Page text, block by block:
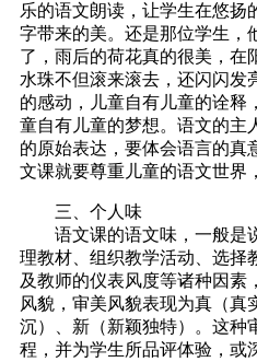
乐的语文朗读，让学生在悠扬
字带来的美。还是那位学生，
了，雨后的荷花真的很美，在
水珠不但滚来滚去，还闪闪发
的感动，儿童自有儿童的诠释
童自有儿童的梦想。语文的主
的原始表达，要体会语言的真
文课就要尊重儿童的语文世界
三、个人味
语文课的语文味，一般是
理教材、组织教学活动、选择
及教师的仪表风度等诸种因素
风貌，审美风貌表现为真（真
沉）、新（新颖独特）。这种
程，并为学生所品评体验，或